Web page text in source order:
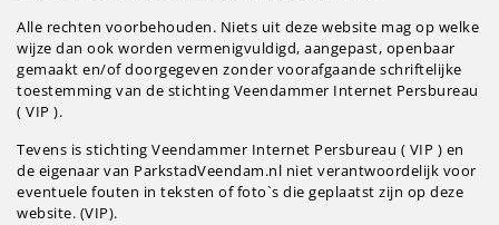
Alle rechten voorbehouden. Niets uit deze website mag op welke
wijze dan ook worden vermenigvuldigd, aangepast, openbaar
gemaakt en/of doorgegeven zonder voorafgaande schriftelijke
toestemming van de stichting Veendammer Internet Persbureau
( VIP ).
Tevens is stichting Veendammer Internet Persbureau ( VIP ) en
de eigenaar van ParkstadVeendam.nl niet verantwoordelijk voor
eventuele fouten in teksten of foto`s die geplaatst zijn op deze
website. (VIP).